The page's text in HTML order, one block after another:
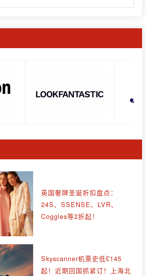
英国奢牌圣诞折扣盘点：
24S、SSENSE、LVR、
Coggles等2折起！
Skyscanner机票史低£145
起！近期回国抓紧订！上海北